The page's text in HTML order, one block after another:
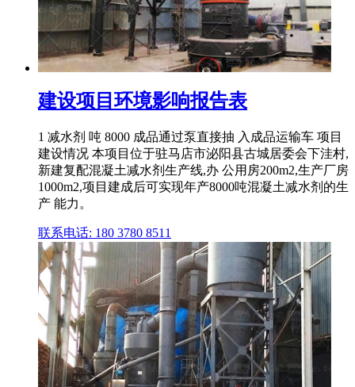
建设项目环境影响报告表
1 减水剂 吨 8000 成品通过泵直接抽 入成品运输车 项目
建设情况 本项目位于驻马店市泌阳县古城居委会下洼村,
新建复配混凝土减水剂生产线,办 公用房200m2,生产厂房
1000m2,项目建成后可实现年产8000吨混凝土减水剂的生
产 能力。
联系电话: 180 3780 8511